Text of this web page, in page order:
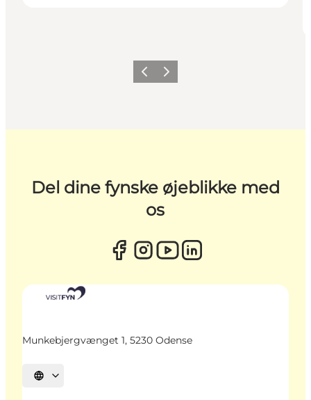
ForrigeNæste
Del dine fynske øjeblikke med
os
Munkebjergvænget 1, 5230 Odense
Vælg sprog